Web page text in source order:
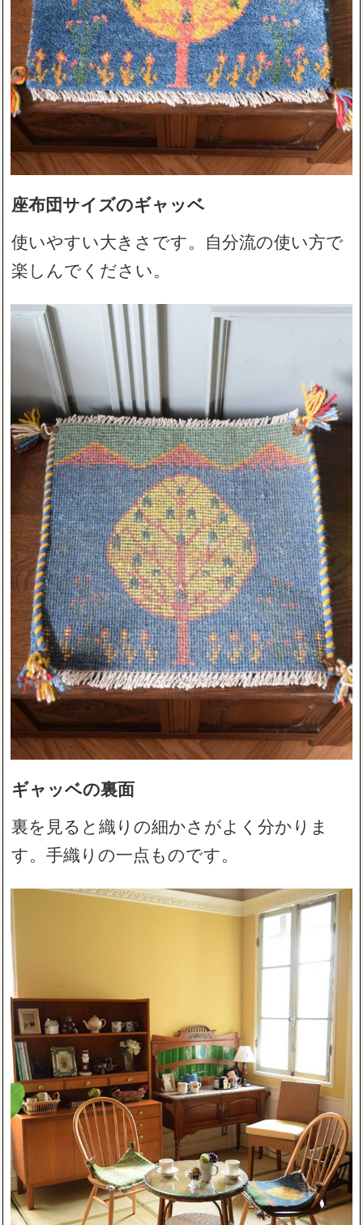
座布団サイズのギャッベ
使いやすい大きさです。自分流の使い方で
楽しんでください。
ギャッベの裏面
裏を見ると織りの細かさがよく分かりま
す。手織りの一点ものです。